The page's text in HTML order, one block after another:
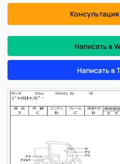
Написать в
Написать в